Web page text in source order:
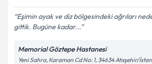
Eşimin ayak ve diz bölgesindeki ağrıları
gittik. Bugüne kadar...
Memorial Göztepe Hastanesi
Yeni Sahra, Karaman Cd No: 1, 34634 Ataşehir/